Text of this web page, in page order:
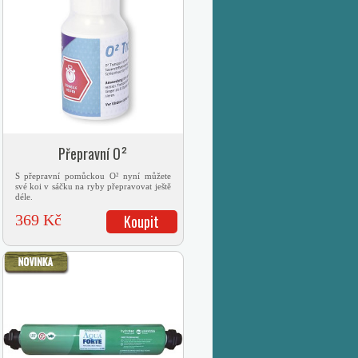
Přepravní O²
S přepravní pomůckou O² nyní můžete
své koi v sáčku na ryby přepravovat ještě
déle.
369 Kč Koupit